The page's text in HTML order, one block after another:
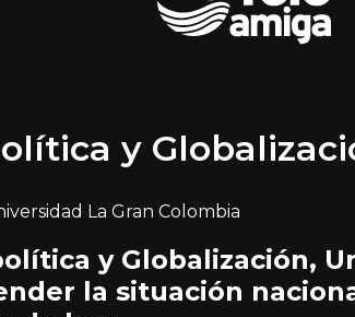
y
La Gran Colombia
y Globalización,
la situación